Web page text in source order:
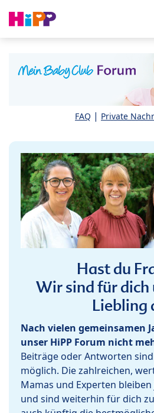
FAQ | Private
Hast du
Wir sind für dich
Liebling
Nach vielen gemeinsamen
unser HiPP Forum nicht
Beiträge oder Antworten
möglich. Die zahlreichen,
Mamas und Experten
und sind weiterhin für dich